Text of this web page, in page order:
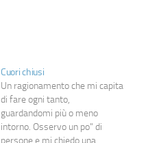
Cuori chiusi
Un ragionamento che mi capita
di fare ogni tanto,
guardandomi più o meno
intorno. Osservo un po" di